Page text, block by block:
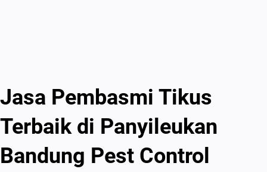
Jasa Pembasmi Tikus
Terbaik di Panyileukan
Bandung Pest Control